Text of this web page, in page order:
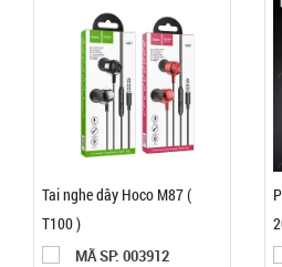
Tai nghe dây Hoco M87 (
T100 )
MÃ SP: 003912